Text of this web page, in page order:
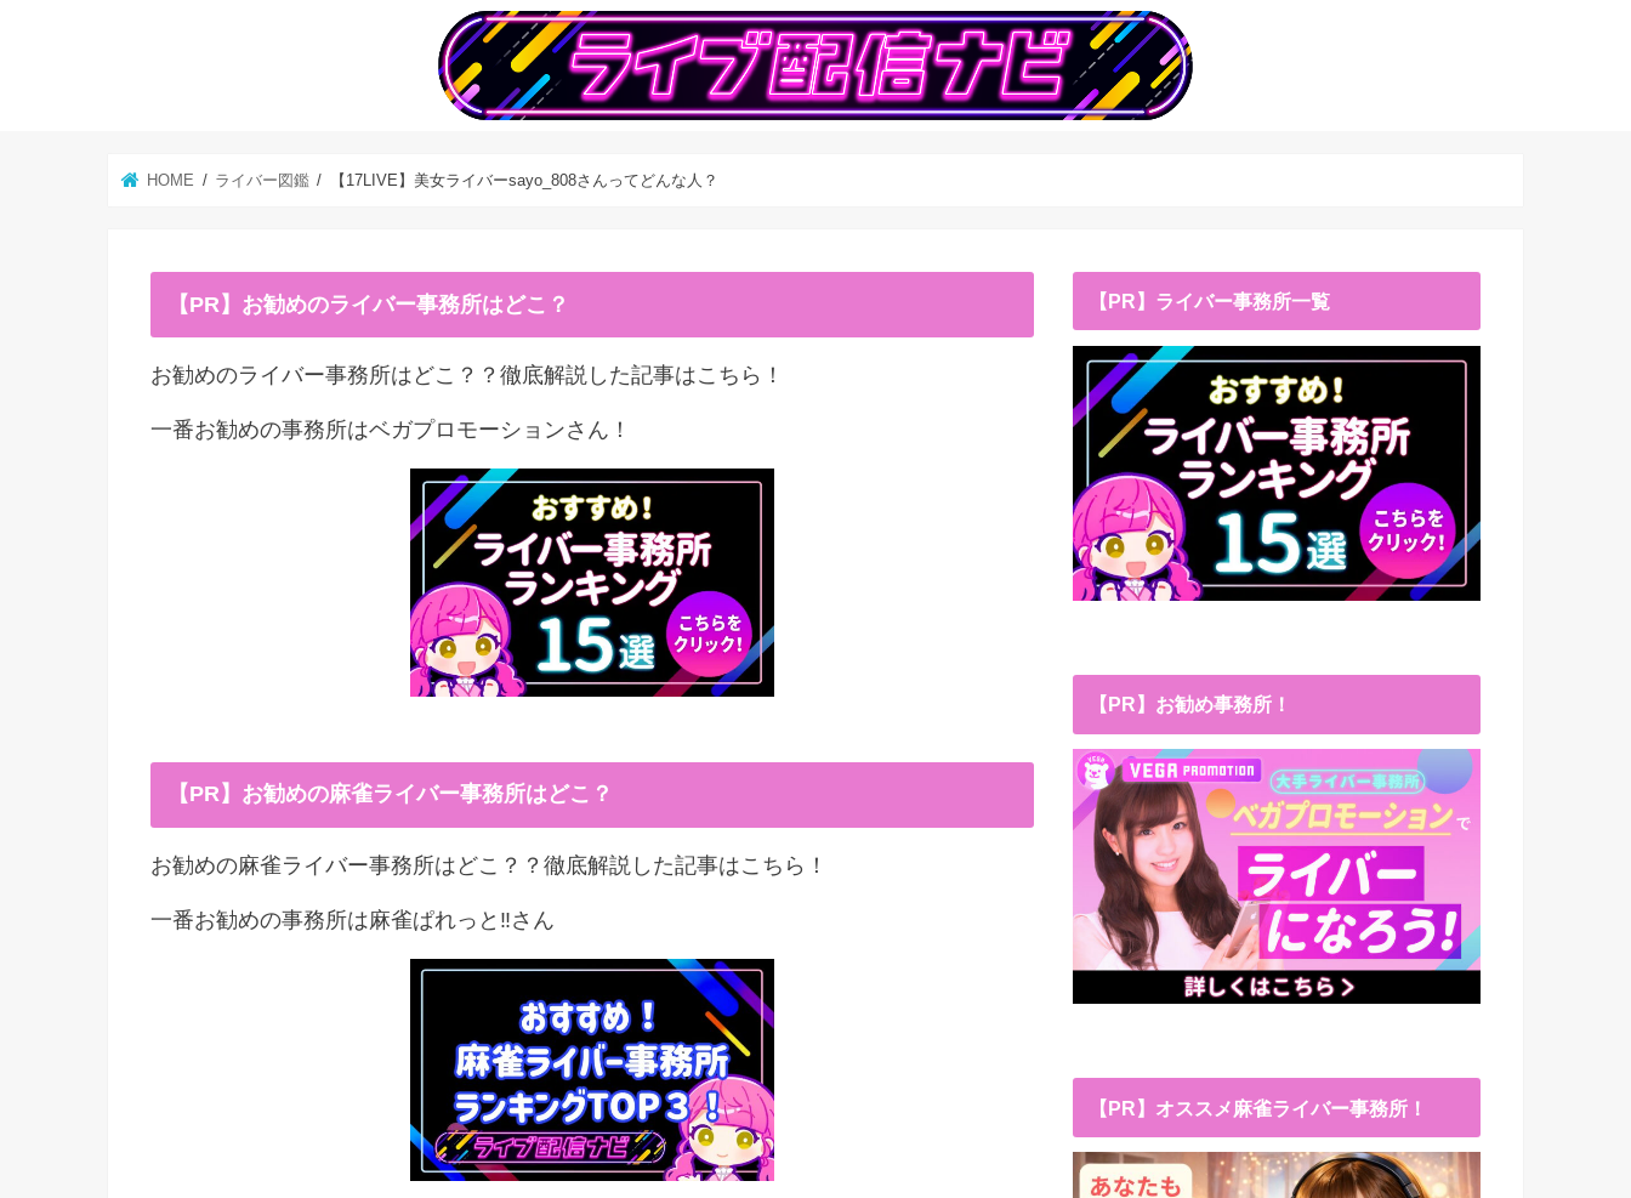
HOME ライバー図鑑 【17LIVE】美女ライバーsayo_808さんってどんな人？
【PR】お勧めのライバー事務所はどこ？
お勧めのライバー事務所はどこ？？徹底解説した記事はこちら！
一番お勧めの事務所はベガプロモーションさん！
【PR】お勧めの麻雀ライバー事務所はどこ？
お勧めの麻雀ライバー事務所はどこ？？徹底解説した記事はこちら！
一番お勧めの事務所は麻雀ぱれっと‼︎さん
【PR】ライバー事務所一覧
【PR】お勧め事務所！
【PR】オススメ麻雀ライバー事務所！